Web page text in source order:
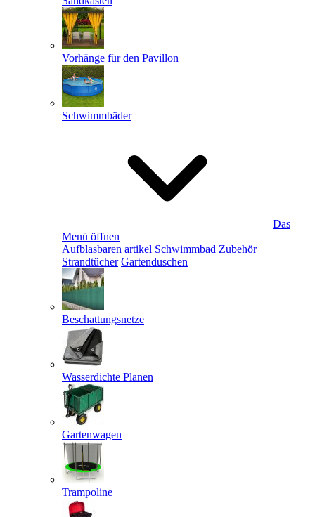
Vorhänge für den Pavillon
Schwimmbäder
Das
Menü öffnen
Aufblasbaren artikel Schwimmbad Zubehör
Strandtücher Gartenduschen
Beschattungsnetze
Wasserdichte Planen
Gartenwagen
Trampoline